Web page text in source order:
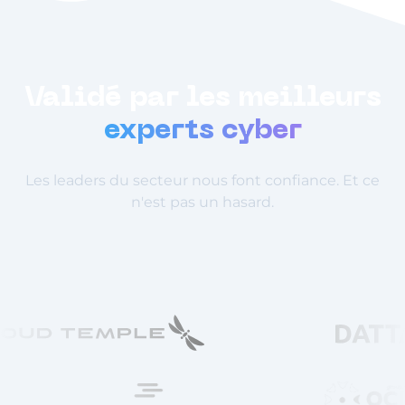
experts cyber
Les leaders du secteur nous font confiance. Et ce
n'est pas un hasard.